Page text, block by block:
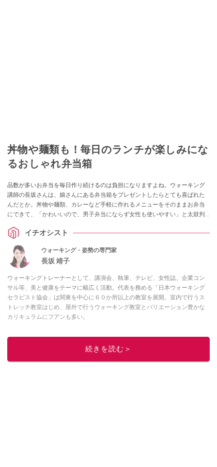
丼物や麺類も！毎日のランチが楽しみにな
るおしゃれ弁当箱
品数が多いお弁当を毎日作り続けるのは負担になりますよね。ウォーキング
講師の長坂さんは、娘さんにある弁当箱をプレゼントしたらとても喜ばれた
んだとか。丼物や麺類、カレーなど手軽に作れるメニューをそのままお弁当
にできて、「かわいいので、男子弁当にならず女性も使いやすい」と太鼓判
イチオシスト
ウォーキング・姿勢の専門家
長坂 靖子
ウォーキングトレーナーとして、講演会、執筆、テレビ、女性誌、企業コン
サル等、美と健康をテーマに幅広く活動。代表を務める「日本ウォーキング
セラピスト協会」は関東を中心に６０か所以上の教室を展開。室内で行うス
トレッチ教室はじめ、屋外で行うウォーキング教室とバリエーション豊かな
カリキュラムにフアンも多い。
続きを読む＞